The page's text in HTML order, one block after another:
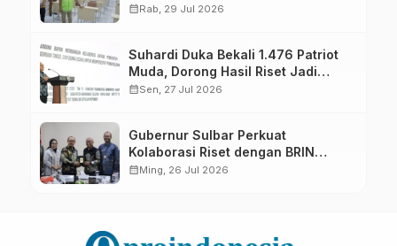
calendar_monthRab, 29 Jul 2026
Suhardi Duka Bekali 1.476 Patriot
Muda, Dorong Hasil Riset Jadi
Dasar Kebijakan Transmigrasi
calendar_monthSen, 27 Jul 2026
Gubernur Sulbar Perkuat
Kolaborasi Riset dengan BRIN
untuk Mendukung Pembangunan
calendar_monthMing, 26 Jul 2026